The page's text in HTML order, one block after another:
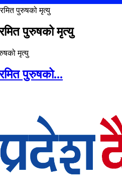
पुरुषको मृत्यु
पुरुषको मृत्यु
पुरुषको...